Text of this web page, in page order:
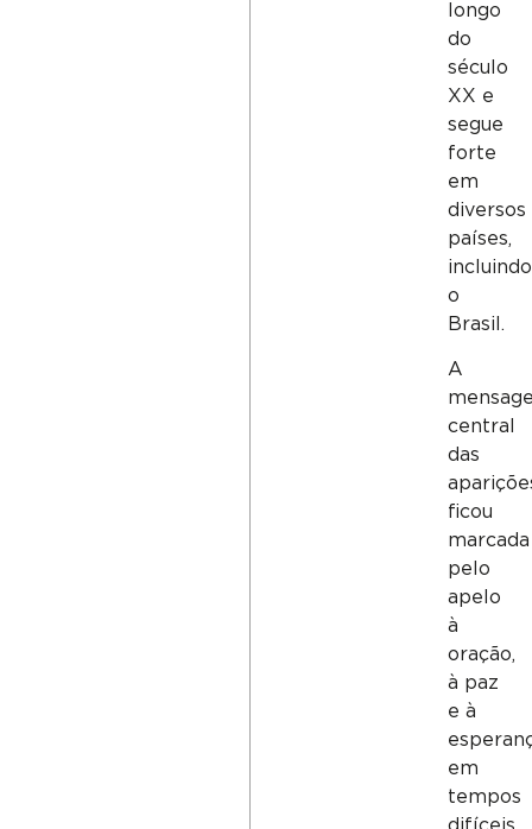
longo
do
século
XX e
segue
forte
em
diversos
países,
incluindo
o
Brasil.
A
central
das
ficou
marcada
pelo
apelo
à
oração,
à paz
e à
em
tempos